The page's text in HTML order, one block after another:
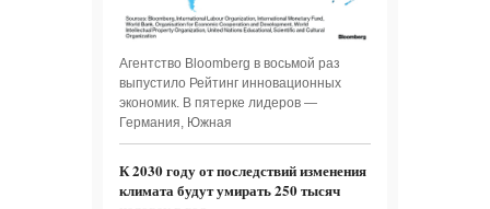
Агентство Bloomberg в восьмой раз
выпустило Рейтинг инновационных
экономик. В пятерке лидеров —
Германия, Южная
К 2030 году от последствий изменения
климата будут умирать 250 тысяч